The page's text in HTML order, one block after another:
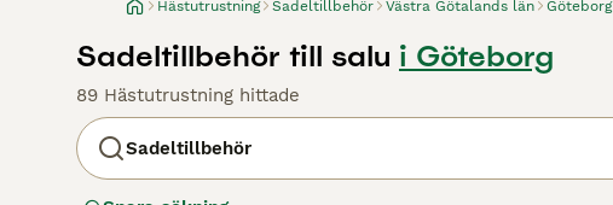
Hästutrustning Sadeltillbehör Västra Götalands län Göteborg
Sadeltillbehör till salu i Göteborg
89 Hästutrustning hittade
Sadeltillbehör